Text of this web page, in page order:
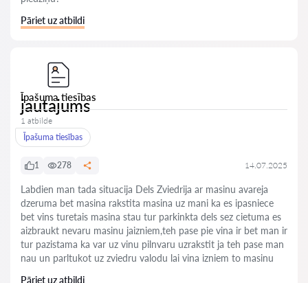
Pāriet uz atbildi
Īpašuma tiesības
jautajums
1 atbilde
Īpašuma tiesības
1 278 14.07.2025
Labdien man tada situacija Dels Zviedrija ar masinu avareja
dzeruma bet masina rakstita masina uz mani ka es ipasniece
bet vins turetais masina stau tur parkinkta dels sez cietuma es
aizbraukt nevaru masinu jaizniem,teh pase pie vina ir bet man ir
tur pazistama ka var uz vinu pilnvaru uzrakstit ja teh pase man
nau un parltukot uz zviedru valodu lai vina izniem to masinu
Pāriet uz atbildi